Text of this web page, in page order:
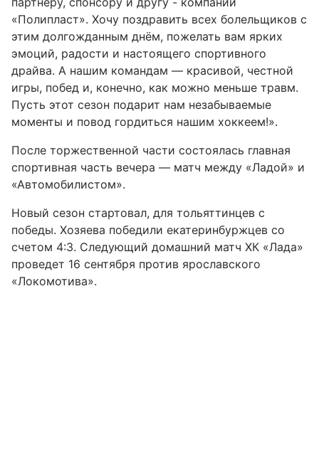
«Полипласт». Хочу поздравить всех болельщиков с
этим долгожданным днём, пожелать вам ярких
эмоций, радости и настоящего спортивного
драйва. А нашим командам — красивой, честной
игры, побед и, конечно, как можно меньше травм.
Пусть этот сезон подарит нам незабываемые
моменты и повод гордиться нашим хоккеем!».
После торжественной части состоялась главная
спортивная часть вечера — матч между «Ладой» и
«Автомобилистом».
Новый сезон стартовал, для тольяттинцев с
победы. Хозяева победили екатеринбуржцев со
счетом 4:3. Следующий домашний матч ХК «Лада»
проведет 16 сентября против ярославского
«Локомотива».